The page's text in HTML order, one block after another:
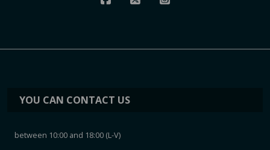
YOU CAN CONTACT US
between 10:00 and 18:00 (L-V)